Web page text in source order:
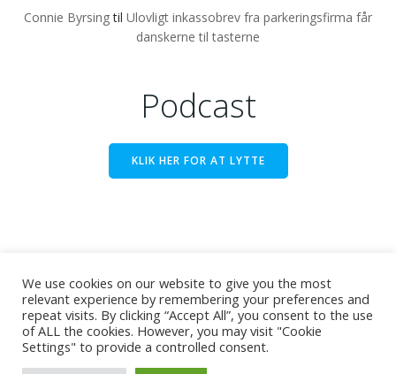
Connie Byrsingtil Ulovligt inkassobrev fra parkeringsfirma får
danskerne til tasterne
Podcast
KLIK HER FOR AT LYTTE
© Koldfronten. "Koldfronten" er et registreret
varemærke. Alle rettigheder forbeholdes. Web:
Frank
We use cookies on our website to give you the most
relevant experience by remembering your preferences and
repeat visits. By clicking “Accept All”, you consent to the use
of ALL the cookies. However, you may visit "Cookie
Settings" to provide a controlled consent.